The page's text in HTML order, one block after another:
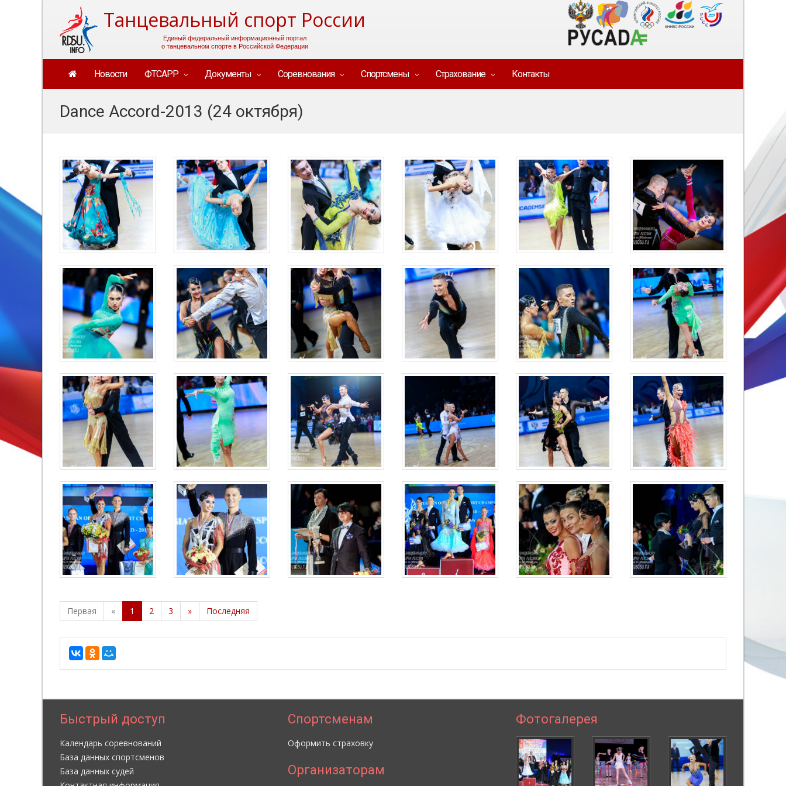
Танцевальный спорт России
Единый федеральный информационный портал
о танцевальном спорте в Российской Федерации
Новости ФТСАРР Документы Соревнования Спортсмены Страхование Контакты
Dance Accord-2013 (24 октября)
Первая « 1 2 3 » Последняя
Быстрый доступ
Календарь соревнований
База данных спортсменов
База данных судей
Спортсменам
Оформить страховку
Организаторам
Фотогалерея